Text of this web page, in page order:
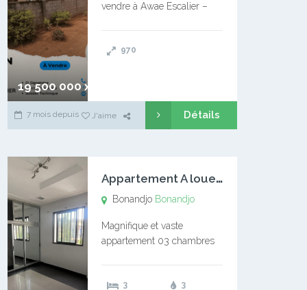
19 500 000 xaf
vendre à Awae Escalier –
l’Université Catholique –
970
7 mois depuis J'aime Détails
A
ppartement A louer Bonandjo
Bonandjo Bonandjo
Magnifique et vaste
appartement 03 chambres
douches 01 vaste salon 01
3
3